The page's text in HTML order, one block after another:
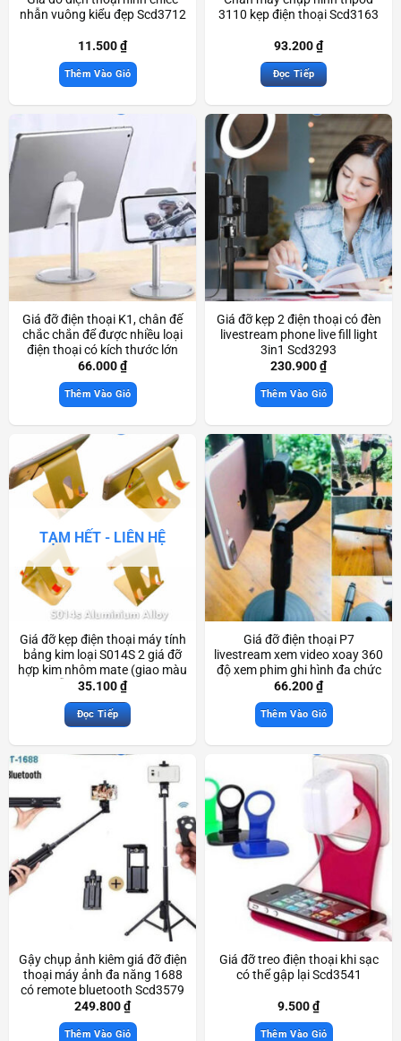
nhẫn vuông kiểu đẹp Scd3712
11.500₫
Thêm Vào Giỏ
3110 kẹp điện thoại Scd3163
93.200₫
Đọc Tiếp
Giá đỡ điện thoại K1, chân đế
chắc chắn để được nhiều loại
điện thoại có kích thước lớn
Scd3169
66.000₫
Thêm Vào Giỏ
Giá đỡ kẹp 2 điện thoại có đèn
livestream phone live fill light
3in1 Scd3293
230.900₫
Thêm Vào Giỏ
TẠM HẾT - LIÊN HỆ
Giá đỡ kẹp điện thoại máy tính
bảng kim loại S014S 2 giá đỡ
hợp kim nhôm mate (giao màu
ngẫu nhiên) Scd3229
35.100₫
Đọc Tiếp
Giá đỡ điện thoại P7
livestream xem video xoay 360
độ xem phim ghi hình đa chức
năng Scd3311
66.200₫
Thêm Vào Giỏ
Gậy chụp ảnh kiêm giá đỡ điện
thoại máy ảnh đa năng 1688
có remote bluetooth Scd3579
249.800₫
Thêm Vào Giỏ
Giá đỡ treo điện thoại khi sạc
có thể gập lại Scd3541
9.500₫
Thêm Vào Giỏ